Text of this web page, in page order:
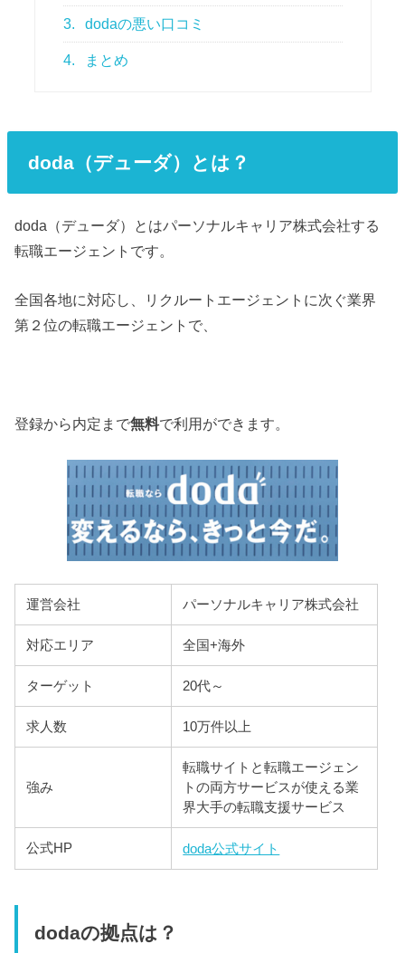
3. dodaの悪い口コミ
4. まとめ
doda（デューダ）とは？
doda（デューダ）とはパーソナルキャリア株式会社する
転職エージェントです。
全国各地に対応し、リクルートエージェントに次ぐ業界
第２位の転職エージェントで、
登録から内定まで無料で利用ができます。
運営会社 パーソナルキャリア株式会社
対応エリア 全国+海外
ターゲット 20代～
求人数 10万件以上
強み
転職サイトと転職エージェン
トの両方サービスが使える業
界大手の転職支援サービス
公式HP doda公式サイト
dodaの拠点は？